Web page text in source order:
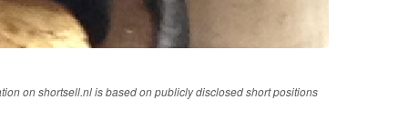
on shortsell.nl is based on publicly disclosed short positions